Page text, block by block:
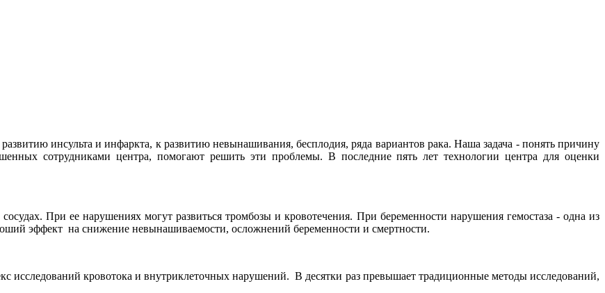
инсульта и инфаркта, к развитию невынашивания, бесплодия, ряда вариантов рака. Наша задача - понять причину
сотрудниками центра, помогают решить эти проблемы. В последние пять лет технологии центра для оценки
При ее нарушениях могут развиться тромбозы и кровотечения. При беременности нарушения гемостаза - одна из
эффект на снижение невынашиваемости, осложнений беременности и смертности.
исследований кровотока и внутриклеточных нарушений. В десятки раз превышает традиционные методы исследований,